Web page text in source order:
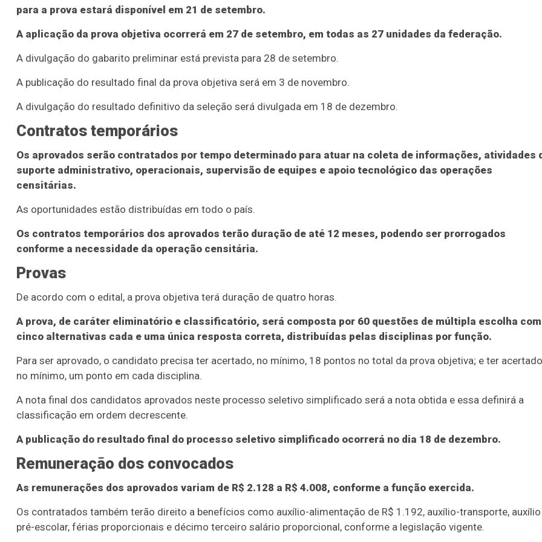
para a prova estará disponível em 21 de setembro.
A aplicação da prova objetiva ocorrerá em 27 de setembro, em todas as 27 unidades da federação.
A divulgação do gabarito preliminar está prevista para 28 de setembro.
A publicação do resultado final da prova objetiva será em 3 de novembro.
A divulgação do resultado definitivo da seleção será divulgada em 18 de dezembro.
Contratos temporários
Os aprovados serão contratados por tempo determinado para atuar na coleta de informações, atividades
suporte administrativo, operacionais, supervisão de equipes e apoio tecnológico das operações
censitárias.
As oportunidades estão distribuídas em todo o país.
Os contratos temporários dos aprovados terão duração de até 12 meses, podendo ser prorrogados
conforme a necessidade da operação censitária.
Provas
De acordo com o edital, a prova objetiva terá duração de quatro horas.
A prova, de caráter eliminatório e classificatório, será composta por 60 questões de múltipla escolha com
cinco alternativas cada e uma única resposta correta, distribuídas pelas disciplinas por função.
Para ser aprovado, o candidato precisa ter acertado, no mínimo, 18 pontos no total da prova objetiva; e ter
no mínimo, um ponto em cada disciplina.
A nota final dos candidatos aprovados neste processo seletivo simplificado será a nota obtida e essa definirá a
classificação em ordem decrescente.
A publicação do resultado final do processo seletivo simplificado ocorrerá no dia 18 de dezembro.
Remuneração dos convocados
As remunerações dos aprovados variam de R$ 2.128 a R$ 4.008, conforme a função exercida.
Os contratados também terão direito a benefícios como auxílio-alimentação de R$ 1.192, auxílio-transporte, auxílio
pré-escolar, férias proporcionais e décimo terceiro salário proporcional, conforme a legislação vigente.